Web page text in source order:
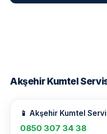
Akşehir Kumtel
📱 Akşehir Kumtel
0850 307 34 38